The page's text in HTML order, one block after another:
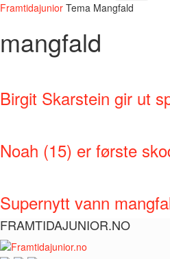
Framtidajunior Tema Mangfald
mangfald
Birgit Skarstein gir ut
Noah (15) er første
Supernytt vann
FRAMTIDAJUNIOR.NO